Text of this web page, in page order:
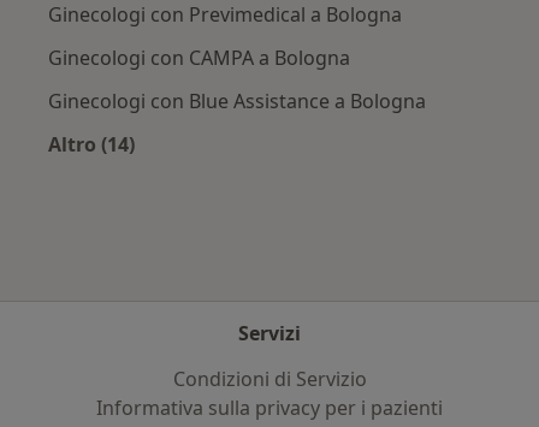
Ginecologi con Previmedical a Bologna
Ginecologi con CAMPA a Bologna
Ginecologi con Blue Assistance a Bologna
Altro (14)
Servizi
Condizioni di Servizio
Informativa sulla privacy per i pazienti